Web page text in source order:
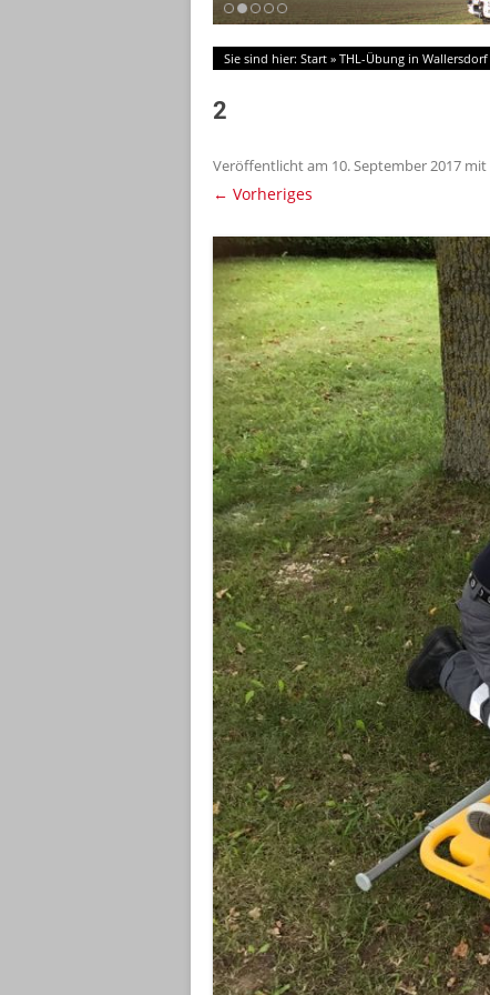
Sie sind hier: Start » THL-Übung in Wallersdorf
2
Veröffentlicht am 10. September 2017 mit
← Vorheriges